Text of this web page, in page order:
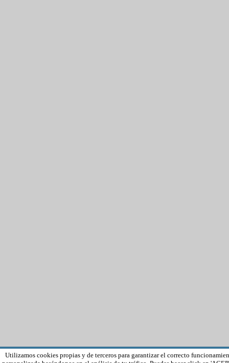
Utilizamos cookies propias y de terceros para garantizar el correcto